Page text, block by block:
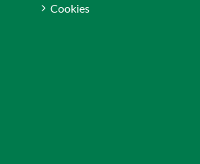
Cookies